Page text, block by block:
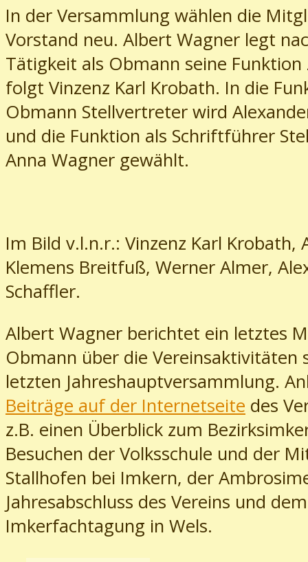
In der Versammlung wählen die
Vorstand neu. Albert Wagner legt
Tätigkeit als Obmann seine
folgt Vinzenz Karl Krobath. In die
Obmann Stellvertreter wird
und die Funktion als Schriftführer
Anna Wagner gewählt.
Im Bild v.l.n.r.: Vinzenz Karl Krobath,
Klemens Breitfuß, Werner Almer,
Schaffler.
Albert Wagner berichtet ein letztes
Obmann über die Vereinsaktivitäten
letzten Jahreshauptversammlung.
Beiträge auf der Internetseite des
z.B. einen Überblick zum
Besuchen der Volksschule und der
Stallhofen bei Imkern, der
Jahresabschluss des Vereins und
Imkerfachtagung in Wels.